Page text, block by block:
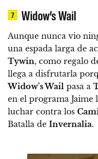
7 Widow’s Wail
Aunque nunca vio
una espada larga de
Tywin, como regalo
llega a disfrutarla
Widow’s Wail pasa a
en el programa Jaime
luchar contra los
Batalla de Invernalia.